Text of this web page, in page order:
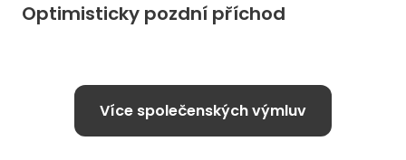
Optimisticky pozdní příchod
Více společenských výmluv